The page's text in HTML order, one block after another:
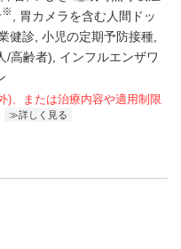
※
胃カメラを含む人間ドッ
健診 小児の定期予防接種
/高齢者)
インフルエンザワ
)、または治療内容や適用制限
詳しく見る